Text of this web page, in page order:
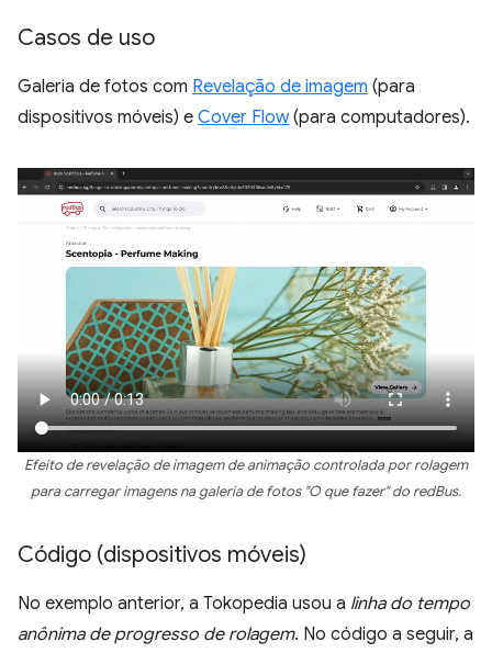
Casos de uso
Galeria de fotos com Revelação de imagem (para
dispositivos móveis) e Cover Flow(para computadores).
Efeito de revelação de imagem de animação controlada por rolagem
para carregar imagens na galeria de fotos "O que fazer" do redBus.
Código (dispositivos móveis)
No exemplo anterior, a Tokopedia usou a linha do tempo
anônima de progresso de rolagem. No código a seguir, a